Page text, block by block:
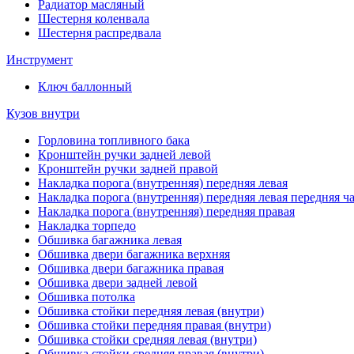
Радиатор масляный
Шестерня коленвала
Шестерня распредвала
Инструмент
Ключ баллонный
Кузов внутри
Горловина топливного бака
Кронштейн ручки задней левой
Кронштейн ручки задней правой
Накладка порога (внутренняя) передняя левая
Накладка порога (внутренняя) передняя левая передняя
Накладка порога (внутренняя) передняя правая
Накладка торпедо
Обшивка багажника левая
Обшивка двери багажника верхняя
Обшивка двери багажника правая
Обшивка двери задней левой
Обшивка потолка
Обшивка стойки передняя левая (внутри)
Обшивка стойки передняя правая (внутри)
Обшивка стойки средняя левая (внутри)